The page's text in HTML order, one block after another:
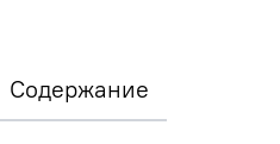
Содержание